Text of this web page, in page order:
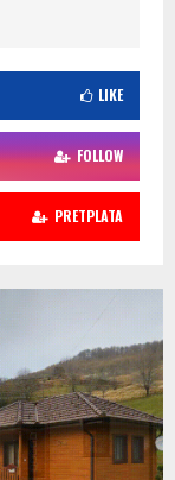
LIKE
FOLLOW
PRETPLATA